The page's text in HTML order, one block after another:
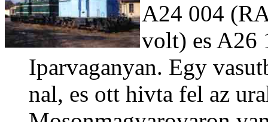
A24 004
volt) es A26
Iparvaganyan. Egy
nal, es ott hivta fel az